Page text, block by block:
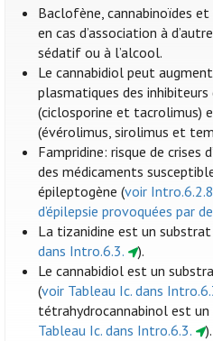
Baclofène, cannabinoïdes
en cas d’association à
sédatif ou à l’alcool.
Le cannabidiol peut
plasmatiques des inhibiteurs
(ciclosporine et tacrolimus)
(évérolimus, sirolimus et
Fampridine: risque de crises
des médicaments
épileptogène (voir
d’épilepsie provoquées par
La tizanidine est un substrat
dans Intro.6.3.
).
Le cannabidiol est un
(voir Tableau Ic. dans
tétrahydrocannabinol est un
Tableau Ic. dans Intro.6.3.
).